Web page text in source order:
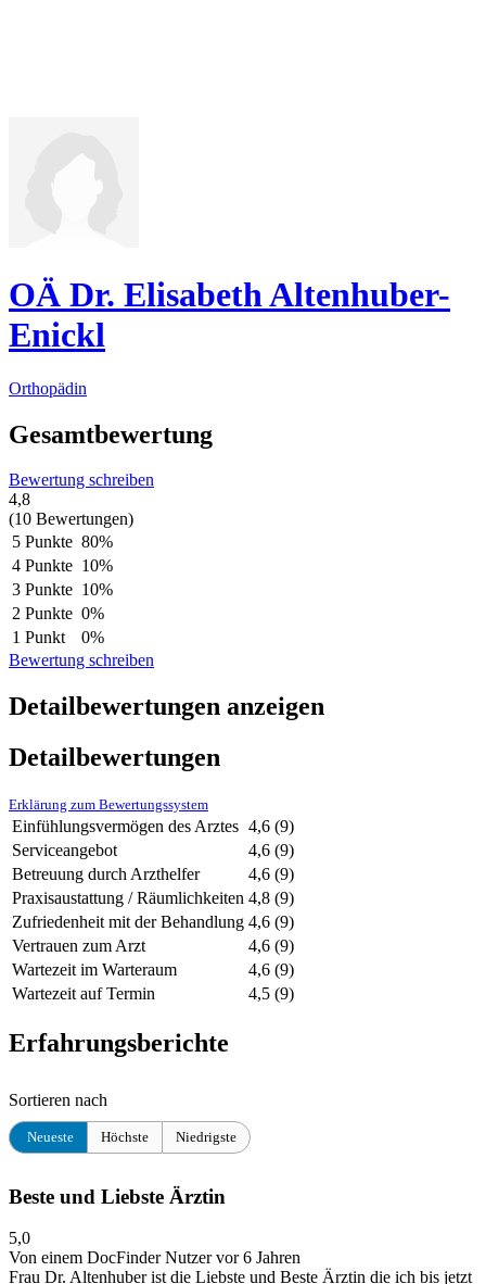
OÄ Dr. Elisabeth Altenhuber-
Enickl
Orthopädin
Gesamtbewertung
Bewertung schreiben
4,8
(10 Bewertungen)
5 Punkte 80%
4 Punkte 10%
3 Punkte 10%
2 Punkte 0%
1 Punkt
0%
Bewertung schreiben
Detailbewertungen anzeigen
Detailbewertungen
Erklärung zum Bewertungssystem
Einfühlungsvermögen des Arztes 4,6 (9)
Serviceangebot
4,6 (9)
Betreuung durch Arzthelfer
4,6 (9)
Praxisaustattung / Räumlichkeiten 4,8 (9)
Zufriedenheit mit der Behandlung 4,6 (9)
Vertrauen zum Arzt
4,6 (9)
Wartezeit im Warteraum
4,6 (9)
Wartezeit auf Termin
4,5 (9)
Erfahrungsberichte
Sortieren nach
Neueste Höchste Niedrigste
Beste und Liebste Ärztin
5,0
Von einem DocFinder Nutzervor 6 Jahren
Frau Dr. Altenhuber ist die Liebste und Beste Ärztin die ich bis jetzt